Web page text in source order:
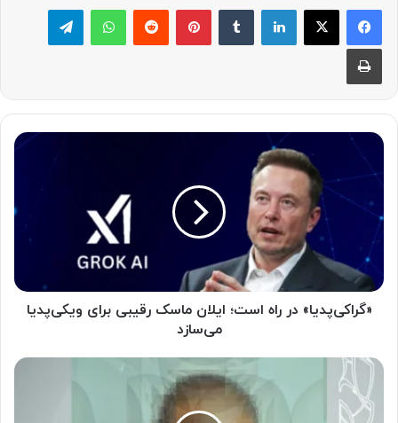
لینکدین پینترست ‫رددیت واتس آپ
چاپ
«
ک
ی
ر
«گراکی‌پدیا» در راه است؛ ایلان ماسک رقیبی برای ویکی‌پدیا
می‌سازد
ا